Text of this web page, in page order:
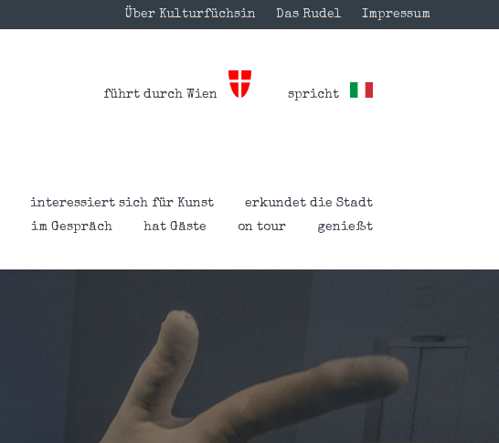
Über Kulturfüchsin Das Rudel Impressum
führt durch Wien spricht
interessiert sich für Kunst
erkundet die Stadt
im Gespräch
hat Gäste on tour genießt